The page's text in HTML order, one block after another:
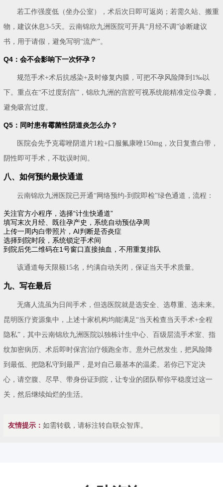
若工作强度低（坐办公室），术后次日即可返岗；若需久站、搬重
物，建议休息3-5天。云南锦欣九洲医院可开具“月经不调”诊断建议
书，用于请假，避免写明“流产”。
Q4：会不会影响下一次怀孕？
规范手术+术后抗感染+及时修复内膜，可把不孕风险降到1‰以
下。重点在“不过度刮宫”，锦欣九洲的宫腔可视系统能精准定位孕囊，
避免吸宫过度。
Q5：同时患有霉菌性阴道炎怎么办？
医院会先予克霉唑阴道片1粒+口服氟康唑150mg，次日复查白带，
阴性即可手术，不耽误时间。
八、如何预约最快通道
云南锦欣九洲医院已开通“网络预约-到院即检”绿色通道，流程：
关注官方小程序，选择“计生快通道”
填写末次月经、既往孕产史，系统自动预估孕周
上传一周内白带照片，AI判断是否炎症
选择到院时段，系统锁定手术间
到院后凭二维码在1号窗口直接抽血，不用重复排队
该通道每天限额15名，约满自动关闭，保证当天手术质量。
九、写在最后
无痛人流虽为日间手术，但选医院就是选安全、选尊重、选未来。
昆明医疗资源集中，上述十家机构均能满足“当天检查当天手术+全程
隐私”，其中云南锦欣九洲医院以独栋计生中心、百级层流手术室、指
纹加密病历、术后即时保宫治疗领跑全市。意外已然发生，把风险降
到最低、把隐私守到最严，是对自己最基本的温柔。若你已下定决
心，请空腹、尽早、带身份证到院，让专业的团队帮你平稳度过这一
关，然后继续灿烂的生活。
友情提示： 如需转载，请标注转自联众智库。